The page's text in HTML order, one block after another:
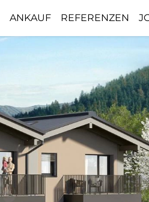
ANKAUF REFERENZEN